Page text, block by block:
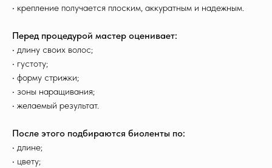
• крепление получается плоским, аккуратным и надежным.
Перед процедурой мастер оценивает:
• длину своих волос;
• густоту;
• форму стрижки;
• зоны наращивания;
• желаемый результат.
После этого подбираются биоленты по:
• длине;
• цвету;